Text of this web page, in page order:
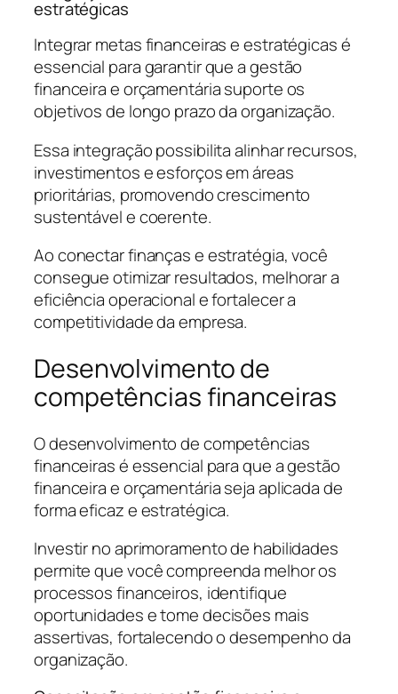
estratégicas
Integrar metas financeiras e estratégicas é
essencial para garantir que a gestão
financeira e orçamentária suporte os
objetivos de longo prazo da organização.
Essa integração possibilita alinhar recursos,
investimentos e esforços em áreas
prioritárias, promovendo crescimento
sustentável e coerente.
Ao conectar finanças e estratégia, você
consegue otimizar resultados, melhorar a
eficiência operacional e fortalecer a
competitividade da empresa.
Desenvolvimento de
competências financeiras
O desenvolvimento de competências
financeiras é essencial para que a gestão
financeira e orçamentária seja aplicada de
forma eficaz e estratégica.
Investir no aprimoramento de habilidades
permite que você compreenda melhor os
processos financeiros, identifique
oportunidades e tome decisões mais
assertivas, fortalecendo o desempenho da
organização.